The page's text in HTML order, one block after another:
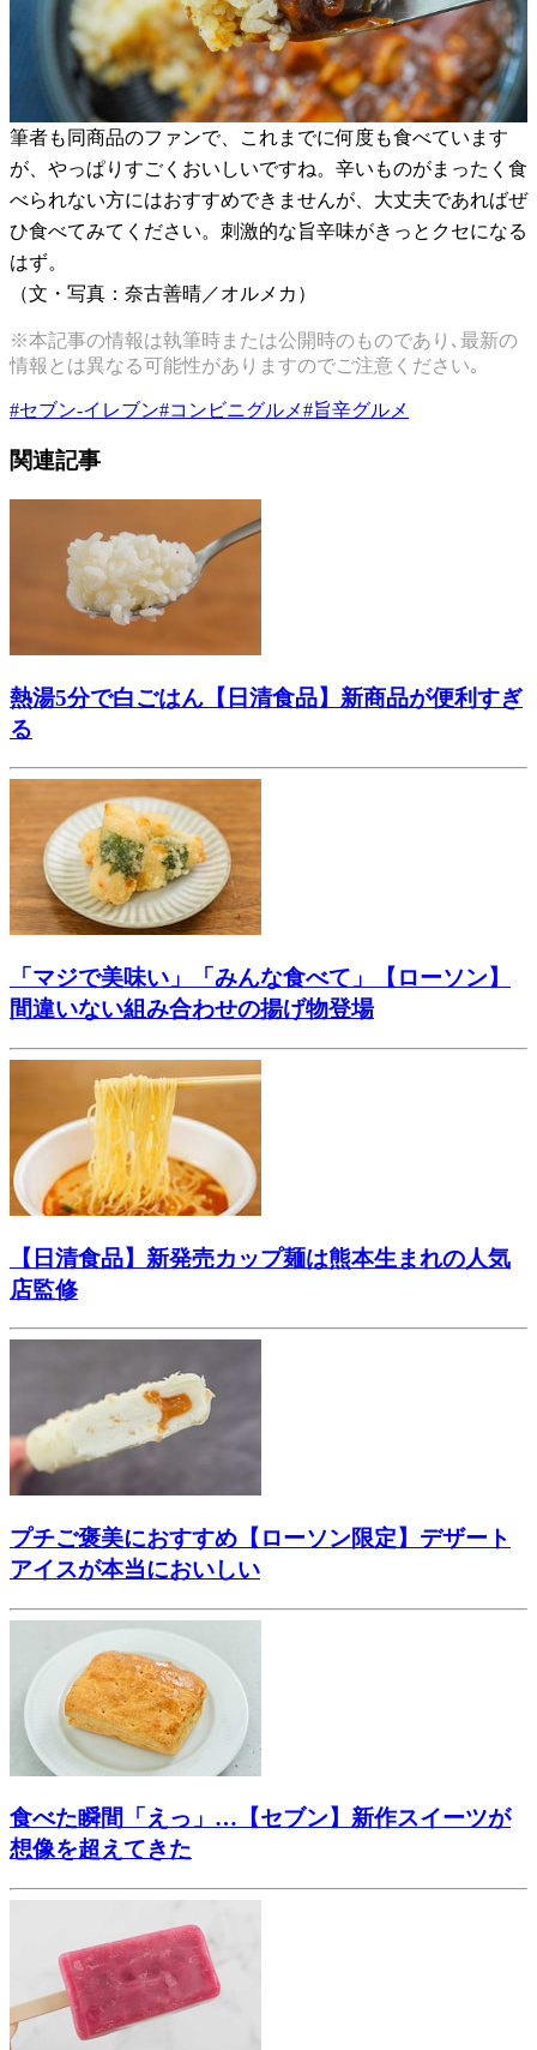
筆者も同商品のファンで、これまでに何度も食べています
が、やっぱりすごくおいしいですね。辛いものがまったく食
べられない方にはおすすめできませんが、大丈夫であればぜ
ひ食べてみてください。刺激的な旨辛味がきっとクセになる
はず。
（文・写真：奈古善晴／オルメカ）
※本記事の情報は執筆時または公開時のものであり､最新の
情報とは異なる可能性がありますのでご注意ください｡
#セブン-イレブン#コンビニグルメ#旨辛グルメ
関連記事
熱湯5分で白ごはん【日清食品】新商品が便利すぎ
る
「マジで美味い」「みんな食べて」【ローソン】
間違いない組み合わせの揚げ物登場
【日清食品】新発売カップ麺は熊本生まれの人気
店監修
プチご褒美におすすめ【ローソン限定】デザート
アイスが本当においしい
食べた瞬間「えっ」…【セブン】新作スイーツが
想像を超えてきた